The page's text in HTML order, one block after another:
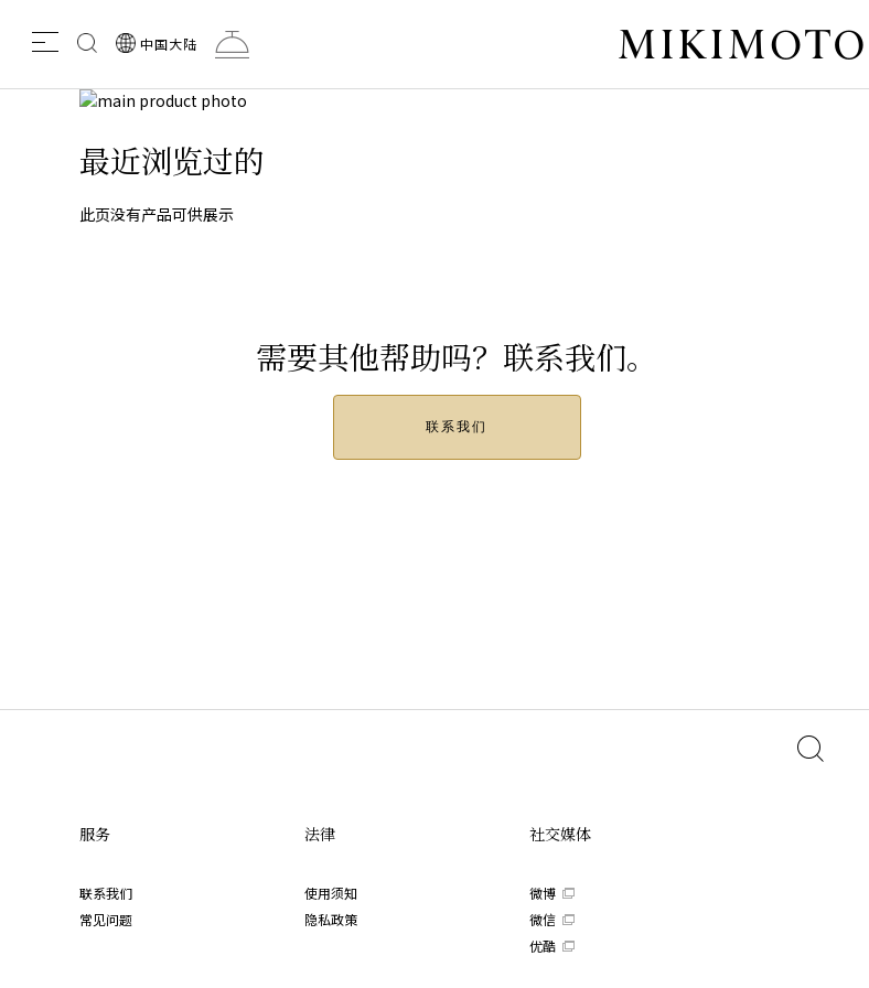
Search
the
Site
中国大陆
Skip
the
end
the
吊
链
to
the
of
最近浏览过的
此页没有产品可供展示
需要其他帮助吗？联系我们。
联系我们
服务
联系我们
常见问题
法律
使用须知
隐私政策
社交媒体
微博
微信
优酷